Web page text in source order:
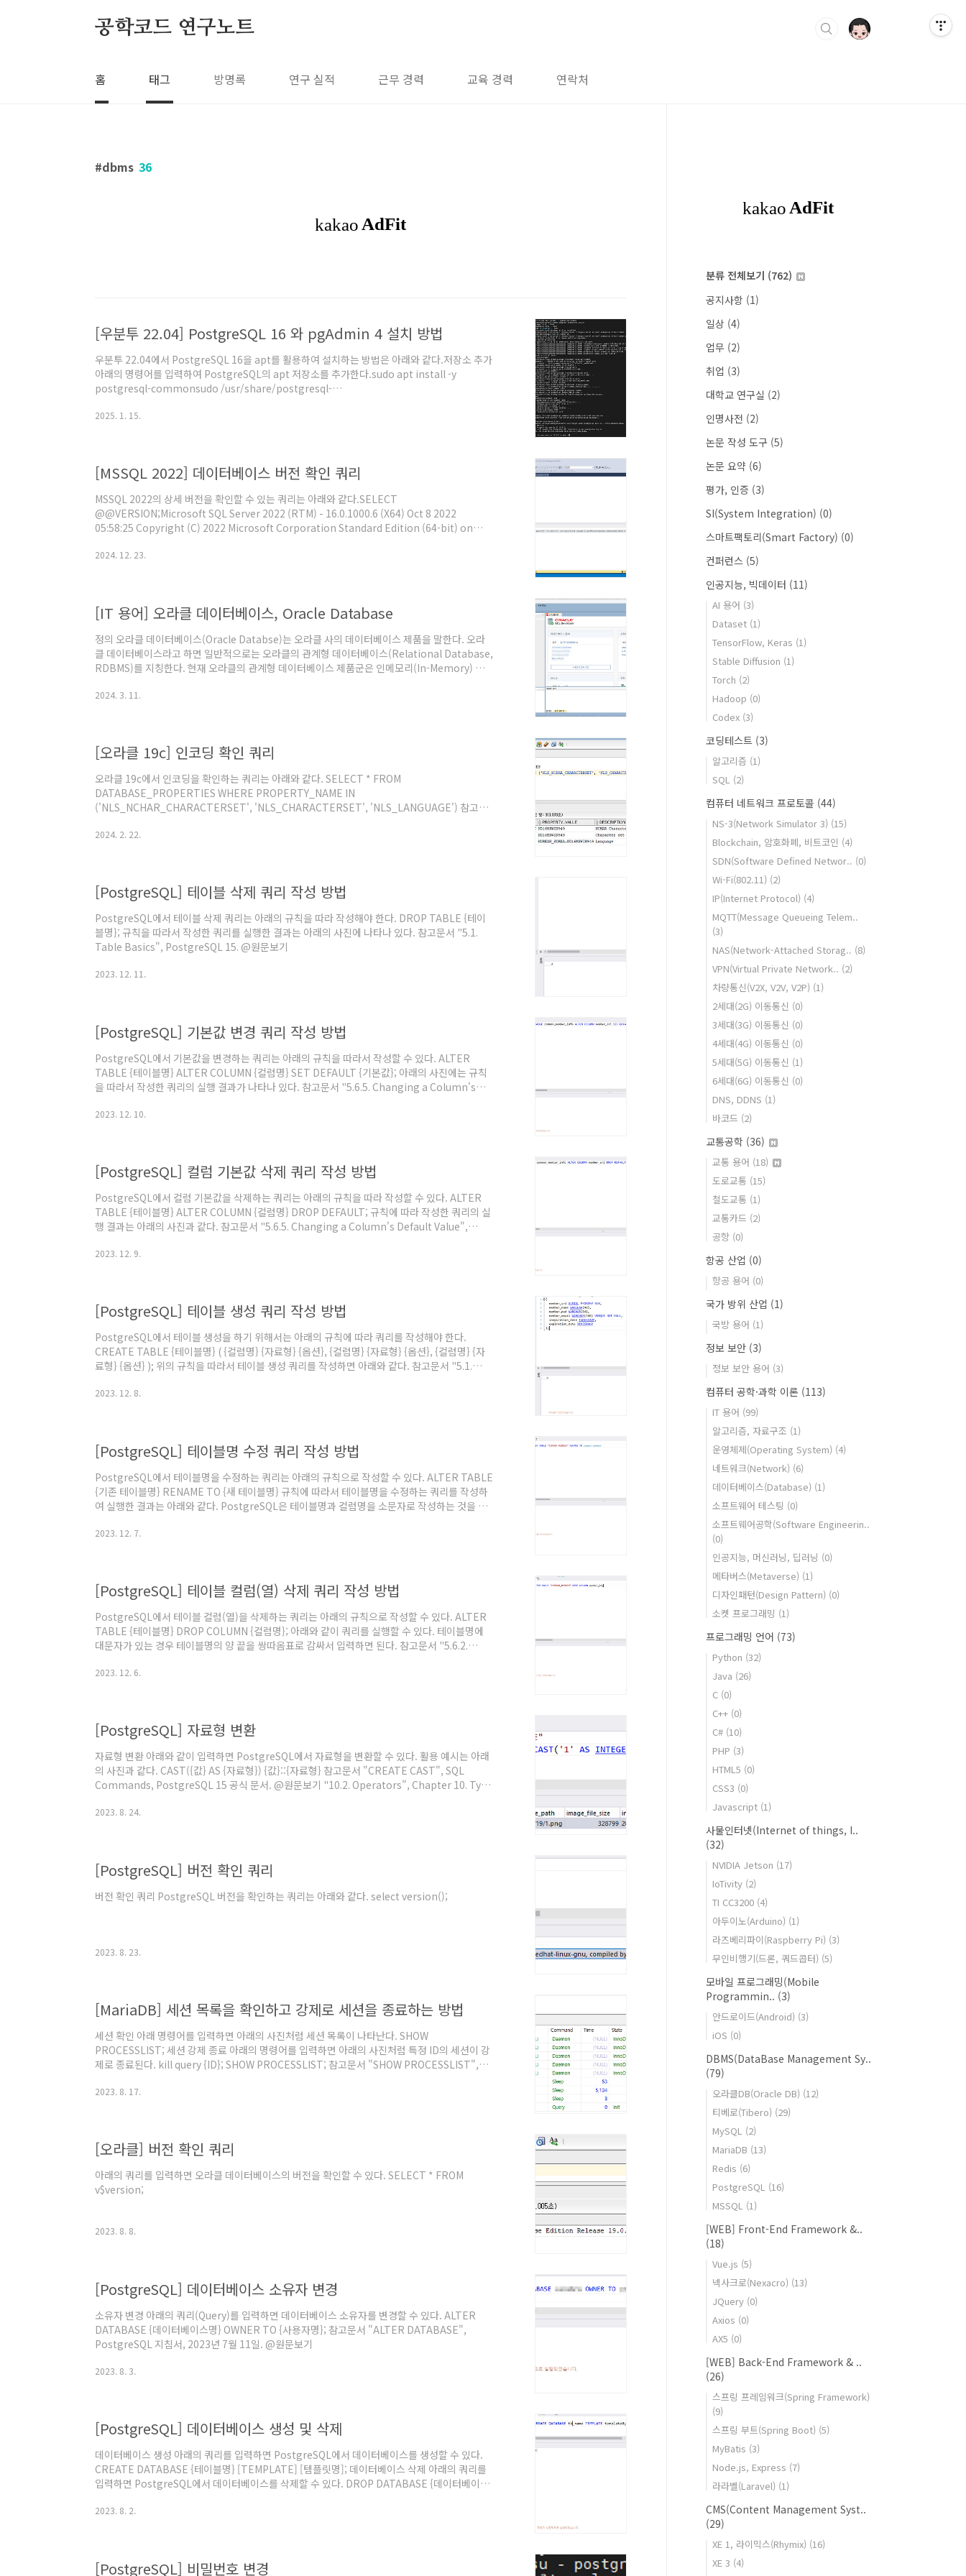
공학코드 연구노트
홈 태그 방명록 연구 실적 근무 경력 교육 경력 연락처
dbms 36
[우분투 22.04] PostgreSQL 16 와 pgAdmin 4 설치 방법
우분투 22.04에서 PostgreSQL 16을 apt를 활용하여 설치하는 방법은 아래와 같다.저장소 추가
아래의 명령어를 입력하여 PostgreSQL의 apt 저장소를 추가한다.sudo apt install -y
postgresql-commonsudo /usr/share/postgresql-
PostgreSQL 16을 설치한다.sudo apt-get install postgresql-16아래의 명령어를 입력하여
2025. 1. 15.
[MSSQL 2022] 데이터베이스 버전 확인 쿼리
MSSQL 2022의 상세 버전을 확인할 수 있는 쿼리는 아래와 같다.SELECT
@@VERSION;Microsoft SQL Server 2022 (RTM) - 16.0.1000.6 (X64) Oct 8 2022
05:58:25 Copyright (C) 2022 Microsoft Corporation Standard Edition (64-bit) on
SQL Server 데이터베이스 엔진 버전 및 버전 확인", 마이크로소프트, 2024년 11월 21일. @원문
2024. 12. 23.
[IT 용어] 오라클 데이터베이스, Oracle Database
정의 오라클 데이터베이스(Oracle Databse)는 오라클 사의 데이터베이스 제품을 말한다. 오라
클 데이터베이스라고 하면 일반적으로는 오라클의 관계형 데이터베이스(Relational Database,
RDBMS)를 지칭한다. 현재 오라클의 관계형 데이터베이스 제품군은 인메모리(In-Memory) 데이
형 데이터베이스(RDBMS)란?", 오라클 데이터베이스. @원문보기 "Database 23c", 오라클 데
2024. 3. 11.
[오라클 19c] 인코딩 확인 쿼리
오라클 19c에서 인코딩을 확인하는 쿼리는 아래와 같다. SELECT * FROM
DATABASE_PROPERTIES WHERE PROPERTY_NAME IN
('NLS_NCHAR_CHARACTERSET', 'NLS_CHARACTERSET', 'NLS_LANGUAGE') 참고문
2024. 2. 22.
[PostgreSQL] 테이블 삭제 쿼리 작성 방법
PostgreSQL에서 테이블 삭제 쿼리는 아래의 규칙을 따라 작성해야 한다. DROP TABLE {테이
블명}; 규칙을 따라서 작성한 쿼리를 실행한 결과는 아래의 사진에 나타나 있다. 참고문서 "5.1.
Table Basics", PostgreSQL 15. @원문보기
2023. 12. 11.
[PostgreSQL] 기본값 변경 쿼리 작성 방법
PostgreSQL에서 기본값을 변경하는 쿼리는 아래의 규칙을 따라서 작성할 수 있다. ALTER
TABLE {테이블명} ALTER COLUMN {컬럼명} SET DEFAULT {기본값}; 아래의 사진에는 규칙
을 따라서 작성한 쿼리의 실행 결과가 나타나 있다. 참고문서 "5.6.5. Changing a Column's
2023. 12. 10.
[PostgreSQL] 컬럼 기본값 삭제 쿼리 작성 방법
PostgreSQL에서 컬럼 기본값을 삭제하는 쿼리는 아래의 규칙을 따라 작성할 수 있다. ALTER
TABLE {테이블명} ALTER COLUMN {컬럼명} DROP DEFAULT; 규칙에 따라 작성한 쿼리의 실
행 결과는 아래의 사진과 같다. 참고문서 "5.6.5. Changing a Column's Default Value",
2023. 12. 9.
[PostgreSQL] 테이블 생성 쿼리 작성 방법
PostgreSQL에서 테이블 생성을 하기 위해서는 아래의 규칙에 따라 쿼리를 작성해야 한다.
CREATE TABLE {테이블명} ( {컬럼명} {자료형} {옵션}, {컬럼명} {자료형} {옵션}, {컬럼명} {자
료형} {옵션} ); 위의 규칙을 따라서 테이블 생성 쿼리를 작성하면 아래와 같다. 참고문서 "5.1.
2023. 12. 8.
[PostgreSQL] 테이블명 수정 쿼리 작성 방법
PostgreSQL에서 테이블명을 수정하는 쿼리는 아래의 규칙으로 작성할 수 있다. ALTER TABLE
{기존 테이블명} RENAME TO {새 테이블명} 규칙에 따라서 테이블명을 수정하는 쿼리를 작성하
여 실행한 결과는 아래와 같다. PostgreSQL은 테이블명과 컬럼명을 소문자로 작성하는 것을 권
는 것을 알게되어 수정했다. 참고문서 "5.6.7. Renaming a Column", PostgreSQL 15. @원문
2023. 12. 7.
[PostgreSQL] 테이블 컬럼(열) 삭제 쿼리 작성 방법
PostgreSQL에서 테이블 컬럼(열)을 삭제하는 쿼리는 아래의 규칙으로 작성할 수 있다. ALTER
TABLE {테이블명} DROP COLUMN {컬럼명}; 아래와 같이 쿼리를 실행할 수 있다. 테이블명에
대문자가 있는 경우 테이블명의 양 끝을 쌍따옴표로 감싸서 입력하면 된다. 참고문서 "5.6.2.
2023. 12. 6.
[PostgreSQL] 자료형 변환
자료형 변환 아래와 같이 입력하면 PostgreSQL에서 자료형을 변환할 수 있다. 활용 예시는 아래
의 사진과 같다. CAST({값} AS {자료형}) {값}::{자료형} 참고문서 "CREATE CAST", SQL
Commands, PostgreSQL 15 공식 문서. @원문보기 "10.2. Operators", Chapter 10. Type
2023. 8. 24.
[PostgreSQL] 버전 확인 쿼리
버전 확인 쿼리 PostgreSQL 버전을 확인하는 쿼리는 아래와 같다. select version();
2023. 8. 23.
[MariaDB] 세션 목록을 확인하고 강제로 세션을 종료하는 방법
세션 확인 아래 명령어를 입력하면 아래의 사진처럼 세션 목록이 나타난다. SHOW
PROCESSLIST; 세션 강제 종료 아래의 명령어를 입력하면 아래의 사진처럼 특정 ID의 세션이 강
제로 종료된다. kill query {ID}; SHOW PROCESSLIST; 참고문서 "SHOW PROCESSLIST",
버 지침서, MariaDB. @원문보기
2023. 8. 17.
[오라클] 버전 확인 쿼리
아래의 쿼리를 입력하면 오라클 데이터베이스의 버전을 확인할 수 있다. SELECT * FROM
v$version;
2023. 8. 8.
[PostgreSQL] 데이터베이스 소유자 변경
소유자 변경 아래의 쿼리(Query)를 입력하면 데이터베이스 소유자를 변경할 수 있다. ALTER
DATABASE {데이터베이스명} OWNER TO {사용자명}; 참고문서 "ALTER DATABASE",
PostgreSQL 지침서, 2023년 7월 11일. @원문보기
2023. 8. 3.
[PostgreSQL] 데이터베이스 생성 및 삭제
데이터베이스 생성 아래의 쿼리를 입력하면 PostgreSQL에서 데이터베이스를 생성할 수 있다.
CREATE DATABASE {테이블명} [TEMPLATE] [템플릿명]; 데이터베이스 삭제 아래의 쿼리를
입력하면 PostgreSQL에서 데이터베이스를 삭제할 수 있다. DROP DATABASE {데이터베이스
보기
2023. 8. 2.
[PostgreSQL] 비밀번호 변경
분류 전체보기 (762)
공지사항 (1)
일상 (4)
업무 (2)
취업 (3)
대학교 연구실 (2)
인명사전 (2)
논문 작성 도구 (5)
논문 요약 (6)
평가, 인증 (3)
SI(System Integration) (0)
스마트팩토리(Smart Factory) (0)
컨퍼런스 (5)
인공지능, 빅데이터 (11)
AI 용어 (3)
Dataset (1)
TensorFlow, Keras (1)
Stable Diffusion (1)
Torch (2)
Hadoop (0)
Codex (3)
코딩테스트 (3)
알고리즘 (1)
SQL (2)
컴퓨터 네트워크 프로토콜 (44)
NS-3(Network Simulator 3) (15)
Blockchain, 암호화폐, 비트코인 (4)
SDN(Software Defined Networ.. (0)
Wi-Fi(802.11) (2)
IP(Internet Protocol) (4)
MQTT(Message Queueing Telem..
(3)
NAS(Network-Attached Storag.. (8)
VPN(Virtual Private Network.. (2)
차량통신(V2X, V2V, V2P) (1)
2세대(2G) 이동통신 (0)
3세대(3G) 이동통신 (0)
4세대(4G) 이동통신 (0)
5세대(5G) 이동통신 (1)
6세대(6G) 이동통신 (0)
DNS, DDNS (1)
바코드 (2)
교통공학 (36)
교통 용어 (18)
도로교통 (15)
철도교통 (1)
교통카드 (2)
공항 (0)
항공 산업 (0)
항공 용어 (0)
국가 방위 산업 (1)
국방 용어 (1)
정보 보안 (3)
정보 보안 용어 (3)
컴퓨터 공학·과학 이론 (113)
IT 용어 (99)
알고리즘, 자료구조 (1)
운영체제(Operating System) (4)
네트워크(Network) (6)
데이터베이스(Database) (1)
소프트웨어 테스팅 (0)
소프트웨어공학(Software Engineerin..
(0)
인공지능, 머신러닝, 딥러닝 (0)
메타버스(Metaverse) (1)
디자인패턴(Design Pattern) (0)
소켓 프로그래밍 (1)
프로그래밍 언어 (73)
Python (32)
Java (26)
C (0)
C++ (0)
C# (10)
PHP (3)
HTML5 (0)
CSS3 (0)
Javascript (1)
사물인터넷(Internet of things, I..
(32)
NVIDIA Jetson (17)
IoTivity (2)
TI CC3200 (4)
아두이노(Arduino) (1)
라즈베리파이(Raspberry Pi) (3)
무인비행기(드론, 쿼드콥터) (5)
모바일 프로그래밍(Mobile
Programmin.. (3)
안드로이드(Android) (3)
iOS (0)
DBMS(DataBase Management Sy..
(79)
오라클DB(Oracle DB) (12)
티베로(Tibero) (29)
MySQL (2)
MariaDB (13)
Redis (6)
PostgreSQL (16)
MSSQL (1)
[WEB] Front-End Framework &..
(18)
Vue.js (5)
넥사크로(Nexacro) (13)
JQuery (0)
Axios (0)
AX5 (0)
[WEB] Back-End Framework & ..
(26)
스프링 프레임워크(Spring Framework)
(9)
스프링 부트(Spring Boot) (5)
MyBatis (3)
Node.js, Express (7)
라라벨(Laravel) (1)
CMS(Content Management Syst..
(29)
XE 1, 라이믹스(Rhymix) (16)
XE 3 (4)